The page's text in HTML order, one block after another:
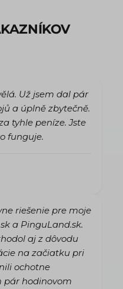
Už jsem dal pár
a úplně zbytečně.
tyhle peníze. Jste
funguje.
riešenie pre moje
a PinguLand.sk.
aj z dôvodu
na začiatku pri
ochotne
pár hodinovom